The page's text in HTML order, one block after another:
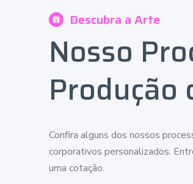
Descubra a Arte
Nosso
Produção
Confira alguns dos nossos
corporativos personalizados.
uma cotação.